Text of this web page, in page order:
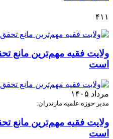
۴۱۱
ولایت فقیه مهم‌ترین مانع
است
مرداد ۱۴۰۵
مدیر حوزه علمیه مازندران:
ولایت فقیه مهم‌ترین مانع
است